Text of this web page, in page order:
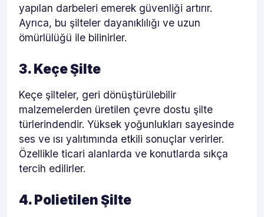
yapılan darbeleri emerek güvenliği artırır.
Ayrıca, bu şilteler dayanıklılığı ve uzun
ömürlülüğü ile bilinirler.
3. Keçe Şilte
Keçe şilteler, geri dönüştürülebilir
malzemelerden üretilen çevre dostu şilte
türlerindendir. Yüksek yoğunlukları sayesinde
ses ve ısı yalıtımında etkili sonuçlar verirler.
Özellikle ticari alanlarda ve konutlarda sıkça
tercih edilirler.
4. Polietilen Şilte